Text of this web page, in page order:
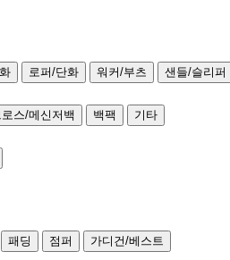
로퍼/단화 워커/부츠
샌들/슬리퍼
로스/메신저백 백팩
기타
패딩 점퍼
가디건/베스트